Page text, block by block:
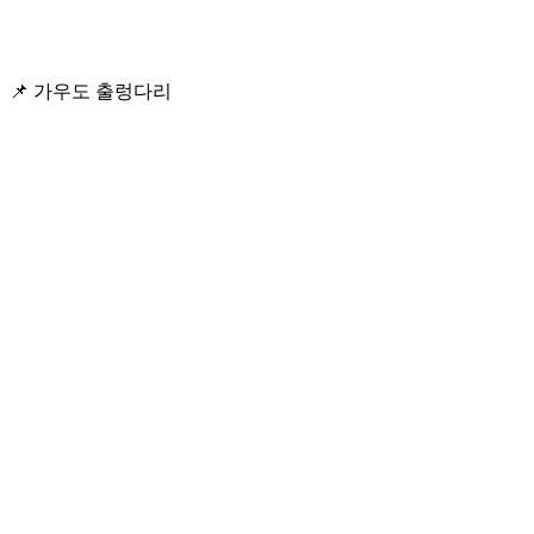
📌 가우도 출렁다리